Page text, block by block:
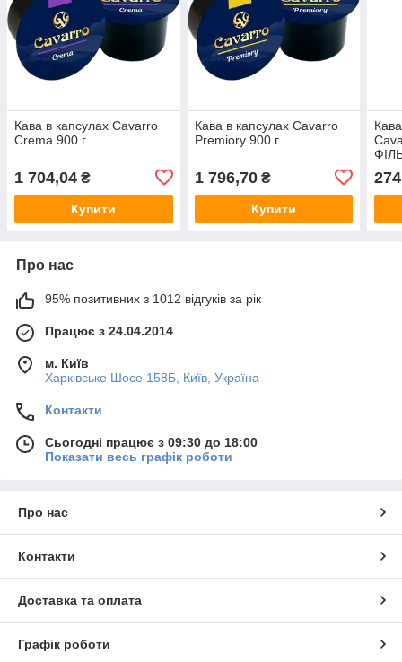
Кава в капсулах Cavarro
Crema 900 г
1 704,04 ₴
Купити
Кава в капсулах Cavarro
Premiory 900 г
1 796,70₴
Купити
Про нас
95% позитивних з 1012 відгуків за рік
Працює з 24.04.2014
м. Київ
Харківське Шосе 158Б, Київ, Україна
Контакти
Сьогодні працює з 09:30 до 18:00
Показати весь графік роботи
Про нас
Контакти
Доставка та оплата
Графік роботи